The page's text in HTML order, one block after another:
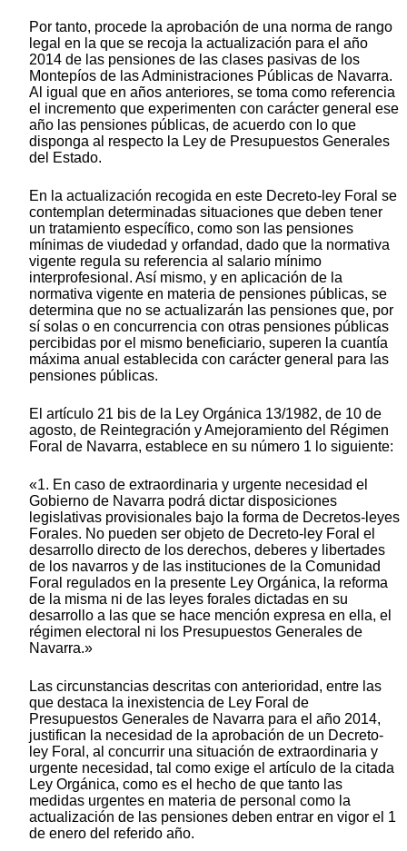
Por tanto, procede la aprobación de una norma de rango
legal en la que se recoja la actualización para el año
2014 de las pensiones de las clases pasivas de los
Montepíos de las Administraciones Públicas de Navarra.
Al igual que en años anteriores, se toma como referencia
el incremento que experimenten con carácter general ese
año las pensiones públicas, de acuerdo con lo que
disponga al respecto la Ley de Presupuestos Generales
del Estado.
En la actualización recogida en este Decreto-ley Foral se
contemplan determinadas situaciones que deben tener
un tratamiento específico, como son las pensiones
mínimas de viudedad y orfandad, dado que la normativa
vigente regula su referencia al salario mínimo
interprofesional. Así mismo, y en aplicación de la
normativa vigente en materia de pensiones públicas, se
determina que no se actualizarán las pensiones que, por
sí solas o en concurrencia con otras pensiones públicas
percibidas por el mismo beneficiario, superen la cuantía
máxima anual establecida con carácter general para las
pensiones públicas.
El artículo 21 bis de la Ley Orgánica 13/1982, de 10 de
agosto, de Reintegración y Amejoramiento del Régimen
Foral de Navarra, establece en su número 1 lo siguiente:
«1. En caso de extraordinaria y urgente necesidad el
Gobierno de Navarra podrá dictar disposiciones
legislativas provisionales bajo la forma de Decretos-leyes
Forales. No pueden ser objeto de Decreto-ley Foral el
desarrollo directo de los derechos, deberes y libertades
de los navarros y de las instituciones de la Comunidad
Foral regulados en la presente Ley Orgánica, la reforma
de la misma ni de las leyes forales dictadas en su
desarrollo a las que se hace mención expresa en ella, el
régimen electoral ni los Presupuestos Generales de
Navarra.»
Las circunstancias descritas con anterioridad, entre las
que destaca la inexistencia de Ley Foral de
Presupuestos Generales de Navarra para el año 2014,
justifican la necesidad de la aprobación de un Decreto-
ley Foral, al concurrir una situación de extraordinaria y
urgente necesidad, tal como exige el artículo de la citada
Ley Orgánica, como es el hecho de que tanto las
medidas urgentes en materia de personal como la
actualización de las pensiones deben entrar en vigor el 1
de enero del referido año.